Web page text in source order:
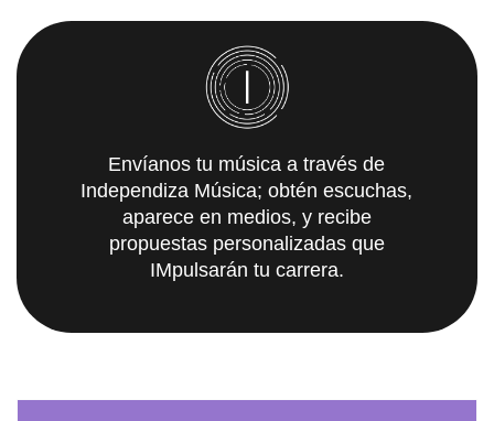
Envíanos tu música a través de
Independiza Música; obtén escuchas,
aparece en medios, y recibe
propuestas personalizadas que
IMpulsarán tu carrera.